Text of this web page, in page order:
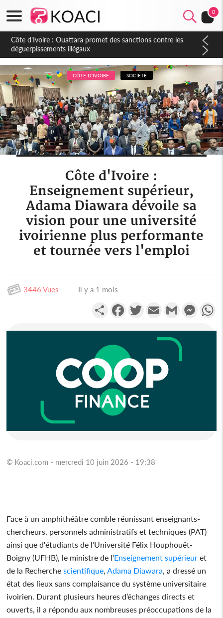
0
Côte d'Ivoire : Ouattara promet des sanctions contre les
déguerpissements illégaux
CÔTE D'IVOIRE SOCIÉTÉ
Côte d'Ivoire :
Enseignement supérieur,
Adama Diawara dévoile sa
vision pour une université
ivoirienne plus performante
et tournée vers l'emploi
3446 Vues Il y a 1 mois
PartagerFacebookTwitterEmail Gmail
© Koaci.com - mercredi 10 juin 2026 - 19:38
Face à un amphithéâtre comble réunissant enseignants-
chercheurs, personnels administratifs et techniques (PAT)
ainsi que d'étudiants de l’Université Félix Houphouët-
Boigny (UFHB), le ministre de l’Enseignement supérieur et
de la Recherche scientifique Adama Diawara , a dressé un
état des lieux sans complaisance du système universitaire
ivoirien. Durant plusieurs heures d’échanges directs et
ouverts, il a répondu aux nombreuses préoccupations de la